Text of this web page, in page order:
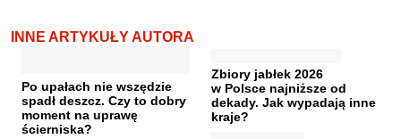
INNE ARTYKUŁY AUTORA
Po upałach nie wszędzie
spadł deszcz. Czy to dobry
moment na uprawę
ścierniska?
Zbiory jabłek 2026
w Polsce najniższe od
dekady. Jak wypadają inne
kraje?